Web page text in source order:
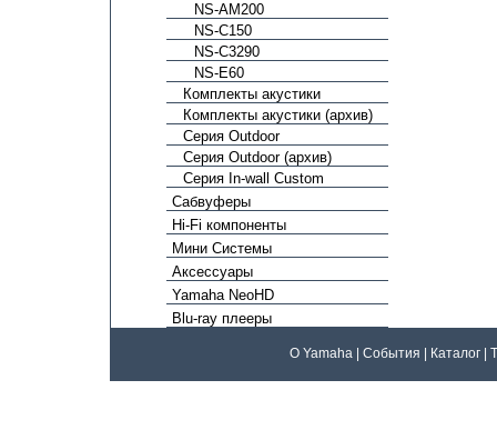
NS-AM200
NS-C150
NS-C3290
NS-E60
Комплекты акустики
Комплекты акустики (архив)
Серия Outdoor
Серия Outdoor (архив)
Серия In-wall Custom
Сабвуферы
Hi-Fi компоненты
Мини Системы
Аксессуары
Yamaha NeoHD
Blu-ray плееры
О Yamaha События Каталог